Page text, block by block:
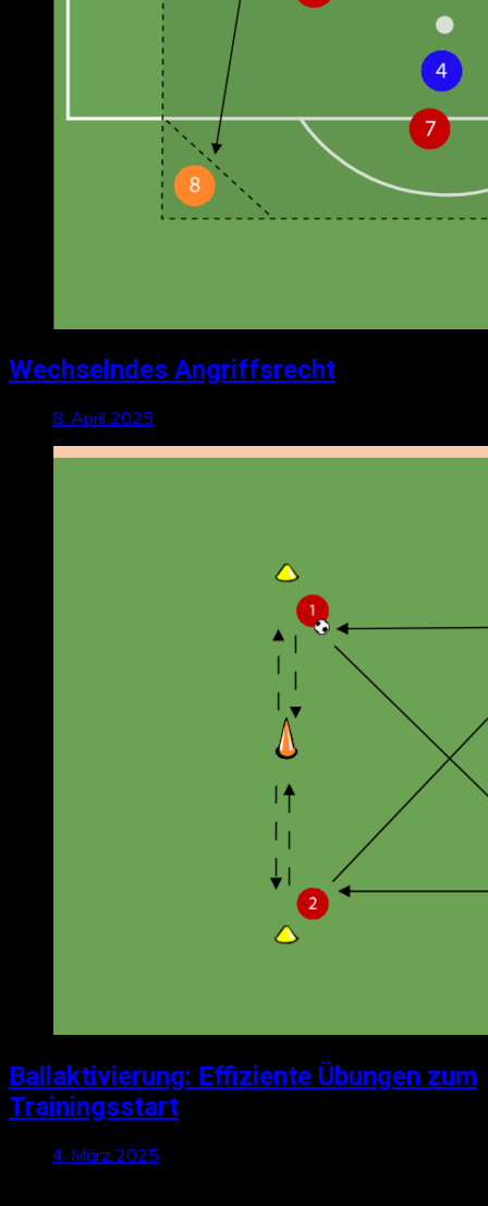
Wechselndes Angriffsrecht
8. April 2025
Ballaktivierung: Effiziente Übungen zum
Trainingsstart
4. März 2025